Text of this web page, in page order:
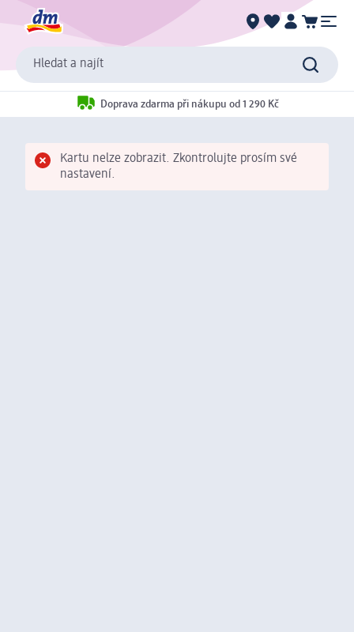
Hledat a najít
Doprava zdarma při nákupu od 1 290 Kč
Kartu nelze zobrazit. Zkontrolujte prosím své
nastavení.